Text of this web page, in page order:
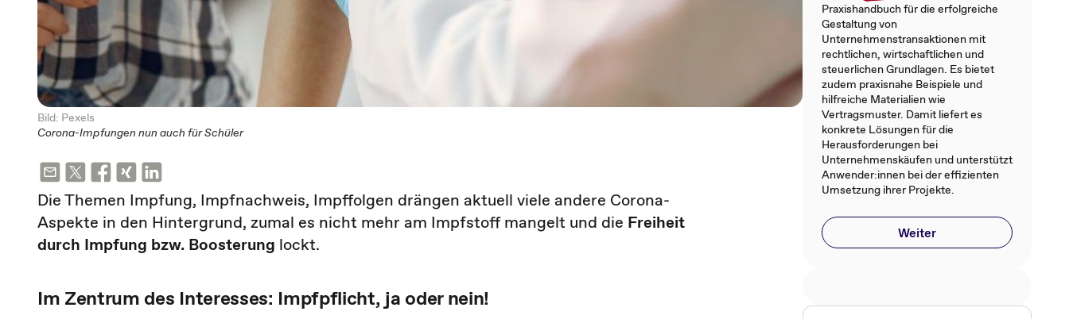
Bild: Pexels
Corona-Impfungen nun auch für Schüler
Die Themen Impfung, Impfnachweis, Impffolgen drängen aktuell viele andere Corona-
Aspekte in den Hintergrund, zumal es nicht mehr am Impfstoff mangelt und die Freiheit
durch Impfung bzw. Boosterung lockt.
Im Zentrum des Interesses: Impfpflicht, ja oder nein!
Praxishandbuch für die erfolgreiche
Gestaltung von
Unternehmenstransaktionen mit
rechtlichen, wirtschaftlichen und
steuerlichen Grundlagen. Es bietet
zudem praxisnahe Beispiele und
hilfreiche Materialien wie
Vertragsmuster. Damit liefert es
konkrete Lösungen für die
Herausforderungen bei
Unternehmenskäufen und unterstützt
Anwender:innen bei der effizienten
Umsetzung ihrer Projekte.
Weiter